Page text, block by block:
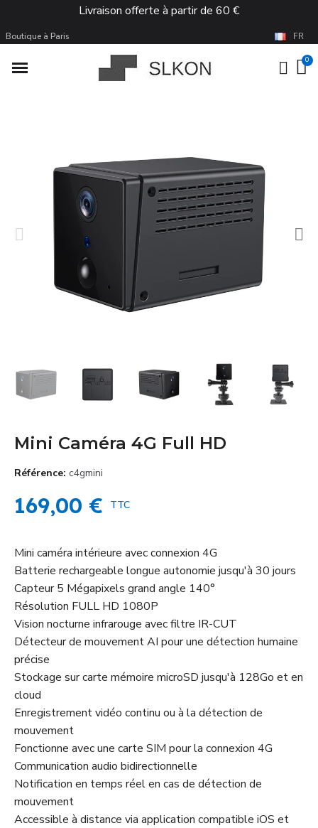
Livraison offerte à partir de 60 €
Boutique à Paris FR
Mini Caméra 4G Full HD
Référence c4gmini
169,00 € TTC
Mini caméra intérieure avec connexion 4G
Batterie rechargeable longue autonomie jusqu'à 30 jours
Capteur 5 Mégapixels grand angle 140°
Résolution FULL HD 1080P
Vision nocturne infrarouge avec filtre IR-CUT
Détecteur de mouvement AI pour une détection humaine
précise
Stockage sur carte mémoire microSD jusqu'à 128Go et en
cloud
Enregistrement vidéo continu ou à la détection de
mouvement
Fonctionne avec une carte SIM pour la connexion 4G
Communication audio bidirectionnelle
Notification en temps réel en cas de détection de
mouvement
Accessible à distance via application compatible iOS et